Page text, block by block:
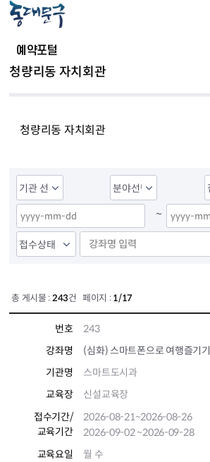
예약포털
청량리동 자치회관
청량리동 자치회관
~
총 게시물 : 243건 페이지 : 1/17
번호
243
강좌명
(심화) 스마트폰으로 여행즐기기
기관명
스마트도시과
교육장
신설교육장
접수기간/
교육기간
2026-08-21~2026-08-26
2026-09-02~2026-09-28
교육요일
월 수